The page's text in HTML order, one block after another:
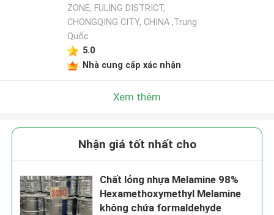
ZONE, FULING DISTRICT,
CHONGQING CITY, CHINA ,Trung
Quốc
5.0
Nhà cung cấp xác nhận
Xem thêm
Nhận giá tốt nhất cho
Chất lỏng nhựa Melamine 98%
Hexamethoxymethyl Melamine
không chứa formaldehyde